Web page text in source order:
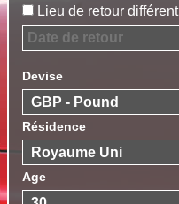
Lieu de retour différent
Devise
Résidence
Age